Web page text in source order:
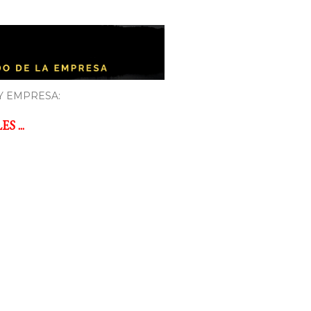
EMPRESA:
...